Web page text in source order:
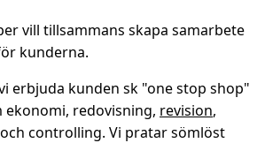
vill tillsammans skapa samarbete
kunderna.
erbjuda kunden sk "one stop shop"
ekonomi, redovisning, revision,
controlling. Vi pratar sömlöst